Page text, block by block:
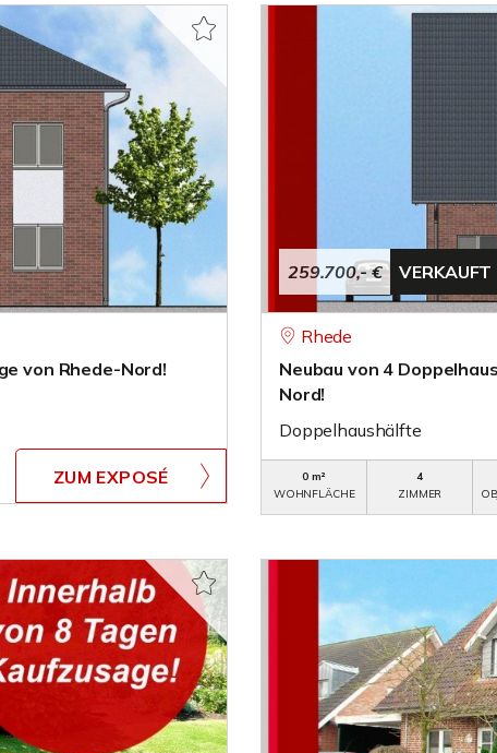
von Rhede-Nord!
ZUM EXPOSÉ
259.700,- € VERKAUFT
Rhede
Neubau von 4
Nord!
Doppelhaushälfte
0 m²
WOHNFLÄCHE
4
ZIMMER